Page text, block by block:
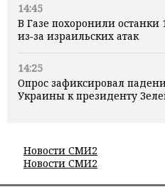
14:45
В Газе похоронили останки
из‑за израильских атак
14:25
Опрос зафиксировал
Украины к президенту
Новости СМИ2
Новости СМИ2